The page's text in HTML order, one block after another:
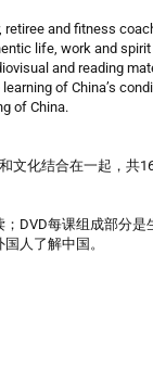
retiree and fitness
life, work and
and reading
of China’s
of China.
文化结合在一起，共
DVD每课组成部分是
人了解中国。